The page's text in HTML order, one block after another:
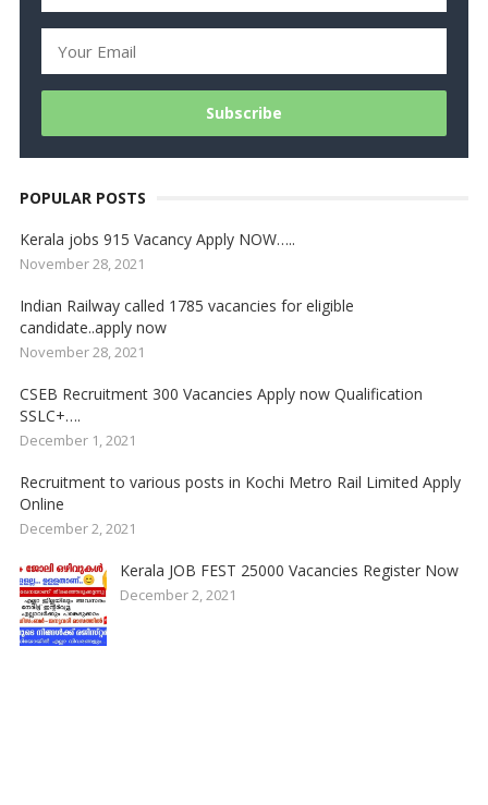
POPULAR POSTS
Kerala jobs 915 Vacancy Apply NOW…..
November 28, 2021
Indian Railway called 1785 vacancies for eligible
candidate..apply now
November 28, 2021
CSEB Recruitment 300 Vacancies Apply now Qualification
SSLC+….
December 1, 2021
Recruitment to various posts in Kochi Metro Rail Limited Apply
Online
December 2, 2021
Kerala JOB FEST 25000 Vacancies Register Now
December 2, 2021